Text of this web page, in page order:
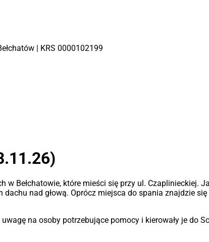
| KRS 0000102199
Bełchatowie, które mieści się przy ul. Czaplinieckiej.
nad głową. Oprócz miejsca do spania znajdzie
na osoby potrzebujące pomocy i kierowały je do